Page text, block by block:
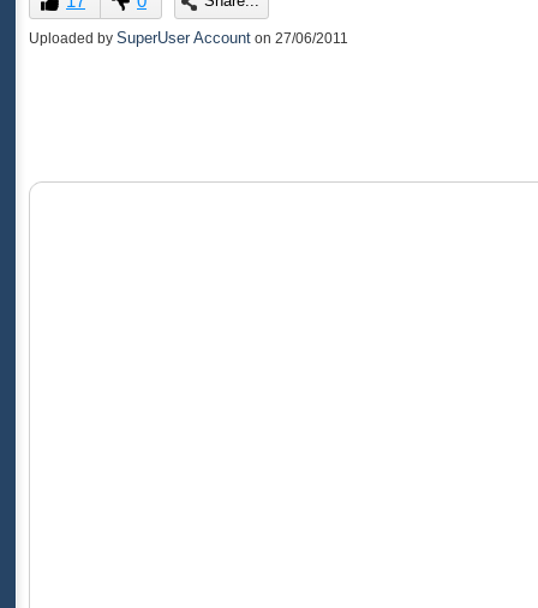
of
0
Uploaded by SuperUser Account on 27/06/2011